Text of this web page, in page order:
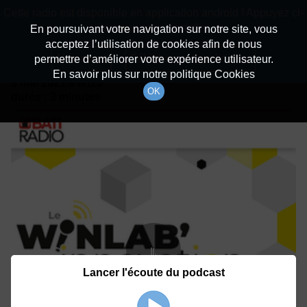
Détails De L'épisode
à 8h25
En poursuivant votre navigation sur notre site, vous
acceptez l’utilisation de cookies afin de nous
permettre d’améliorer votre expérience utilisateur.
En savoir plus sur notre politique Cookies
OK
dessous pour l'installer.
Non merci Télécharger l'application
Lancer l'écoute du podcast